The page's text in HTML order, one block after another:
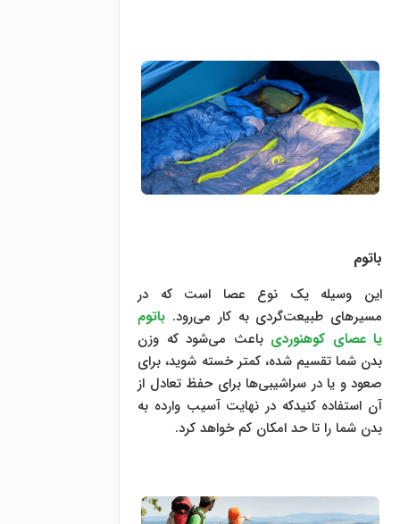
باتوم
این وسیله یک نوع عصا است که در
مسیرهای طبیعت‌گردی به کار می‌رود. باتوم
یا عصای کوهنوردی باعث می‌شود که وزن
بدن شما تقسیم شده، کمتر خسته شوید، برای
صعود و یا در سراشیبی‌ها برای حفظ تعادل از
آن استفاده کنیدکه در نهایت آسیب وارده به
بدن شما را تا حد امکان کم خواهد کرد.